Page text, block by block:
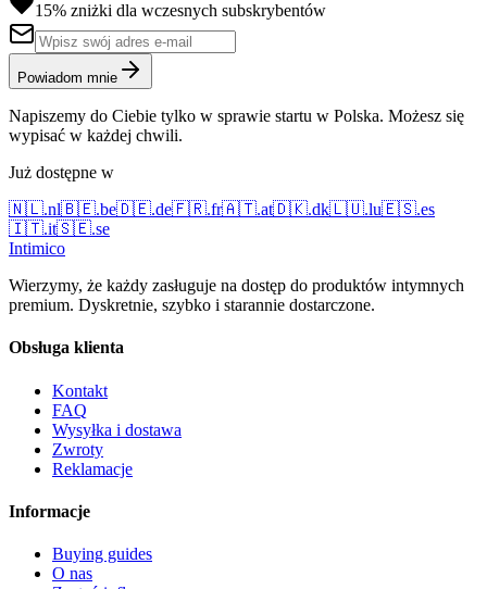
15% zniżki dla wczesnych subskrybentów
Powiadom mnie
Napiszemy do Ciebie tylko w sprawie startu w Polska. Możesz się
wypisać w każdej chwili.
Już dostępne w
🇳🇱.nl🇧🇪.be🇩🇪.de🇫🇷.fr🇦🇹.at🇩🇰.dk🇱🇺.lu🇪🇸.es
🇮🇹.it🇸🇪.se
Intimico
Wierzymy, że każdy zasługuje na dostęp do produktów intymnych
premium. Dyskretnie, szybko i starannie dostarczone.
Obsługa klienta
Kontakt
FAQ
Wysyłka i dostawa
Zwroty
Reklamacje
Informacje
Buying guides
O nas